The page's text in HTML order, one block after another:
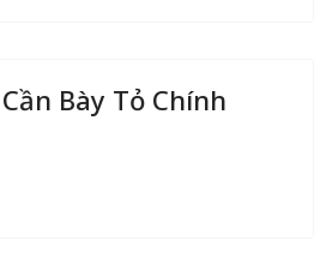
Bày Tỏ Chính